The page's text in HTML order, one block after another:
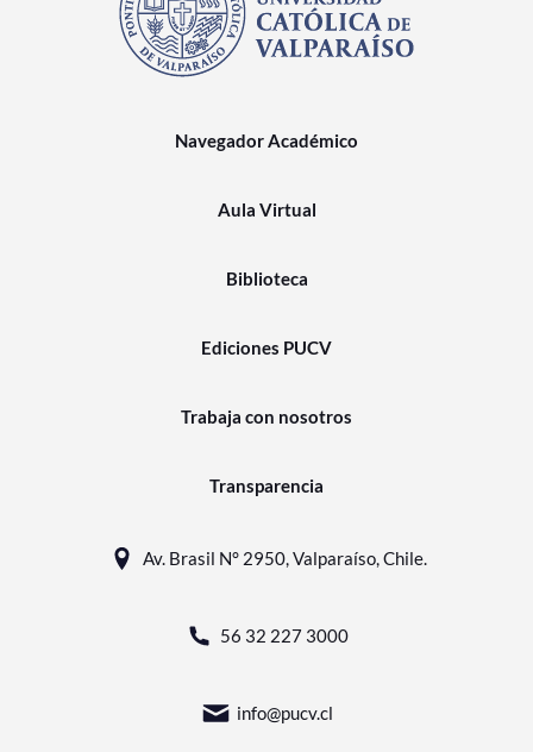
Navegador Académico
Aula Virtual
Biblioteca
Ediciones PUCV
Trabaja con nosotros
Transparencia
Av. Brasil N° 2950, Valparaíso, Chile.
56 32 227 3000
info@pucv.cl